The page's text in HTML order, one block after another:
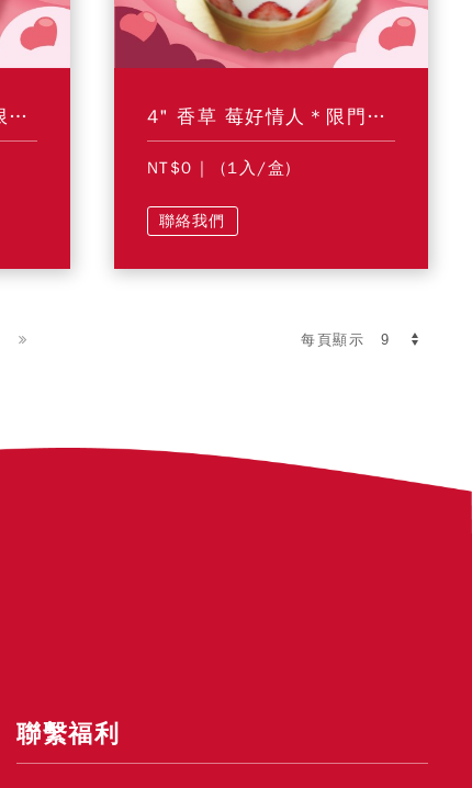
4" 巧克力 雙莓獻愛＊限門市自取＊ 4" 香草 莓好情人＊限門市自取＊
NT$0 | (1入/盒)
聯絡我們
每頁顯示
聯繫福利